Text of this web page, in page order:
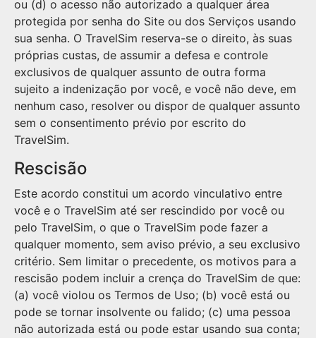
ou (d) o acesso não autorizado a qualquer área
protegida por senha do Site ou dos Serviços usando
sua senha. O TravelSim reserva-se o direito, às suas
próprias custas, de assumir a defesa e controle
exclusivos de qualquer assunto de outra forma
sujeito a indenização por você, e você não deve, em
nenhum caso, resolver ou dispor de qualquer assunto
sem o consentimento prévio por escrito do
TravelSim.
Rescisão
Este acordo constitui um acordo vinculativo entre
você e o TravelSim até ser rescindido por você ou
pelo TravelSim, o que o TravelSim pode fazer a
qualquer momento, sem aviso prévio, a seu exclusivo
critério. Sem limitar o precedente, os motivos para a
rescisão podem incluir a crença do TravelSim de que:
(a) você violou os Termos de Uso; (b) você está ou
pode se tornar insolvente ou falido; (c) uma pessoa
não autorizada está ou pode estar usando sua conta;